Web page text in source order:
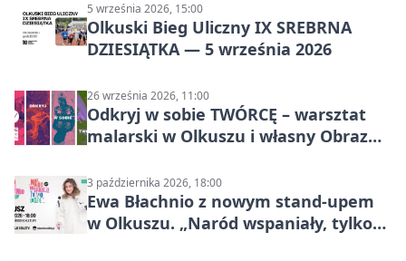
5 września 2026, 15:00
Olkuski Bieg Uliczny IX SREBRNA
DZIESIĄTKA — 5 września 2026
26 września 2026, 11:00
Odkryj w sobie TWÓRCĘ – warsztat
malarski w Olkuszu i własny Obraz
3 października 2026, 18:00
Ewa Błachnio z nowym stand-upem
w Olkuszu. „Naród wspaniały, tylko